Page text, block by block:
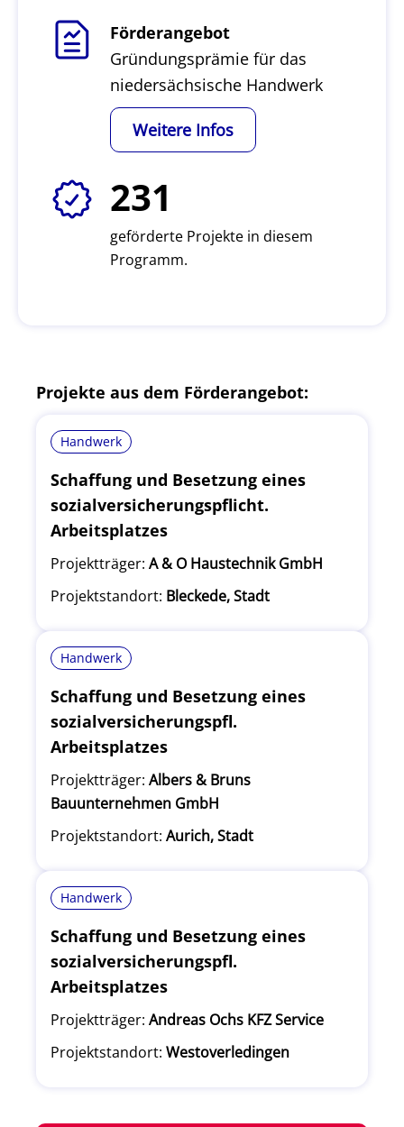
Förderangebot
Gründungsprämie für das
niedersächsische Handwerk
Weitere Infos
231
geförderte Projekte in diesem
Programm.
Projekte aus dem Förderangebot:
Handwerk
Schaffung und Besetzung eines
sozialversicherungspflicht.
Arbeitsplatzes
Projektträger: A & O Haustechnik GmbH
Projektstandort: Bleckede, Stadt
Handwerk
Schaffung und Besetzung eines
sozialversicherungspfl.
Arbeitsplatzes
Projektträger: Albers & Bruns
Bauunternehmen GmbH
Projektstandort: Aurich, Stadt
Handwerk
Schaffung und Besetzung eines
sozialversicherungspfl.
Arbeitsplatzes
Projektträger: Andreas Ochs KFZ Service
Projektstandort: Westoverledingen